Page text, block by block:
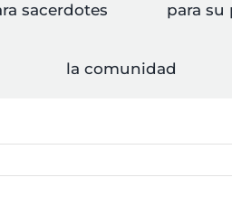
sacerdotes para su
la comunidad